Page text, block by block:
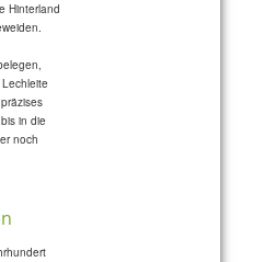
Hinterland
in die
noch